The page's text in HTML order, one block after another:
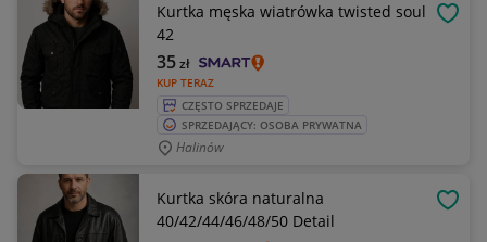
Kurtka męska wiatrówka twisted soul
42
KUP TERAZ
35zł
CZĘSTO SPRZEDAJE
SPRZEDAJĄCY: OSOBA PRYWATNA
Halinów
Kurtka skóra naturalna
40/42/44/46/48/50 Detail